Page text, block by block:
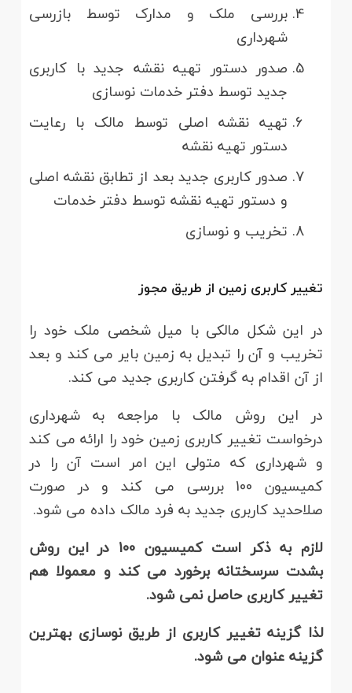
بررسی ملک و مدارک توسط بازرسی
شهرداری
صدور دستور تهیه نقشه جدید با کاربری
جدید توسط دفتر خدمات نوسازی
تهیه نقشه اصلی توسط مالک با رعایت
دستور تهیه نقشه
صدور کاربری جدید بعد از تطابق نقشه اصلی
و دستور تهیه نقشه توسط دفتر خدمات
تخریب و نوسازی
تغییر کاربری زمین از طریق مجوز
در این شکل مالکی با میل شخصی ملک خود را
تخریب و آن را تبدیل به زمین بایر می کند و بعد
از آن اقدام به گرفتن کاربری جدید می کند.
در این روش مالک با مراجعه به شهرداری
درخواست تغییر کاربری زمین خود را ارائه می کند
و شهرداری که متولی این امر است آن را در
کمیسیون 100 بررسی می کند و در صورت
صلاحدید کاربری جدید به فرد مالک داده می شود.
لازم به ذکر است کمیسیون 100 در این روش
بشدت سرسختانه برخورد می کند و معمولا هم
تغییر کاربری حاصل نمی شود.
لذا گزینه تغییر کاربری از طریق نوسازی بهترین
گزینه عنوان می شود.